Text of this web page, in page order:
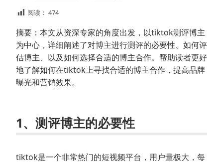
阅读： 474
摘要：本文从资深专家的角度出发，以tiktok测评博主
为中心，详细阐述了对博主进行测评的必要性、如何评
估博主、以及如何选择合适的博主合作。帮助读者更好
地了解如何在tiktok上寻找合适的博主合作，提高品牌
曝光和营销效果。
1、测评博主的必要性
tiktok是一个非常热门的短视频平台，用户量极大，每